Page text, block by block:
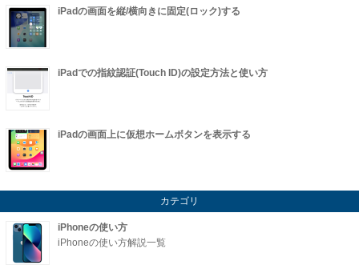
iPadの画面を縦/横向きに固定(ロック)する
iPadでの指紋認証(Touch ID)の設定方法と使い方
iPadの画面上に仮想ホームボタンを表示する
カテゴリ
iPhoneの使い方
iPhoneの使い方解説一覧